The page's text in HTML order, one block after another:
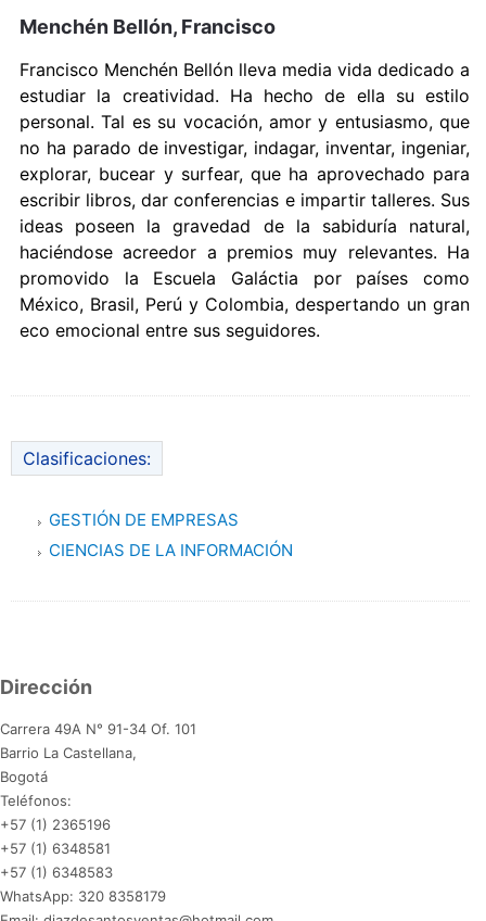
Menchén Bellón, Francisco
Francisco Menchén Bellón lleva media vida dedicado a
estudiar la creatividad. Ha hecho de ella su estilo
personal. Tal es su vocación, amor y entusiasmo, que
no ha parado de investigar, indagar, inventar, ingeniar,
explorar, bucear y surfear, que ha aprovechado para
escribir libros, dar conferencias e impartir talleres. Sus
ideas poseen la gravedad de la sabiduría natural,
haciéndose acreedor a premios muy relevantes. Ha
promovido la Escuela Galáctia por países como
México, Brasil, Perú y Colombia, despertando un gran
eco emocional entre sus seguidores.
Clasificaciones:
GESTIÓN DE EMPRESAS
CIENCIAS DE LA INFORMACIÓN
Dirección
Carrera 49A N° 91-34 Of. 101
Barrio La Castellana,
Bogotá
Teléfonos:
+57 (1) 2365196
+57 (1) 6348581
+57 (1) 6348583
WhatsApp: 320 8358179